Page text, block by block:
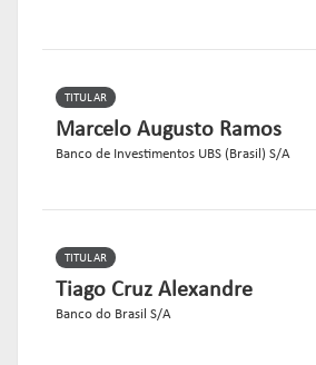
TITULAR
Marcelo Augusto Ramos
Banco de Investimentos UBS (Brasil) S/A
TITULAR
Tiago Cruz Alexandre
Banco do Brasil S/A